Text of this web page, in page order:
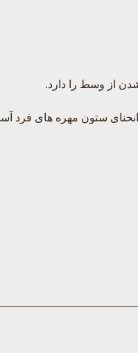
شدن از وسط را دارد.
ستون مهره های فرد